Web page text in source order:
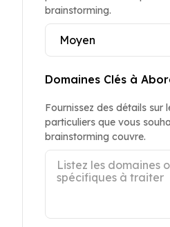
brainstorming.
Domaines Clés à
Fournissez des détails sur
particuliers que vous
brainstorming couvre.